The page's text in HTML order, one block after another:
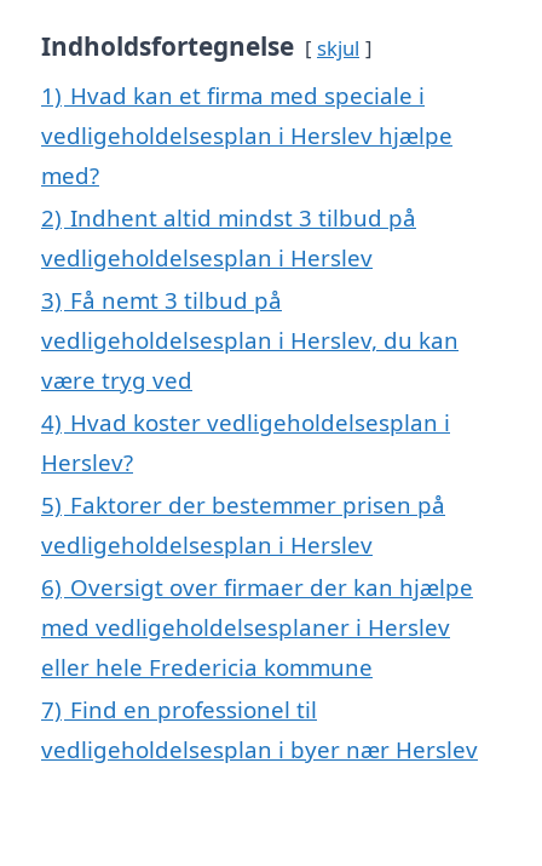
Indholdsfortegnelse skjul
1) Hvad kan et firma med speciale i
vedligeholdelsesplan i Herslev hjælpe
med?
2) Indhent altid mindst 3 tilbud på
vedligeholdelsesplan i Herslev
3) Få nemt 3 tilbud på
vedligeholdelsesplan i Herslev, du kan
være tryg ved
4) Hvad koster vedligeholdelsesplan i
Herslev?
5) Faktorer der bestemmer prisen på
vedligeholdelsesplan i Herslev
6) Oversigt over firmaer der kan hjælpe
med vedligeholdelsesplaner i Herslev
eller hele Fredericia kommune
7) Find en professionel til
vedligeholdelsesplan i byer nær Herslev